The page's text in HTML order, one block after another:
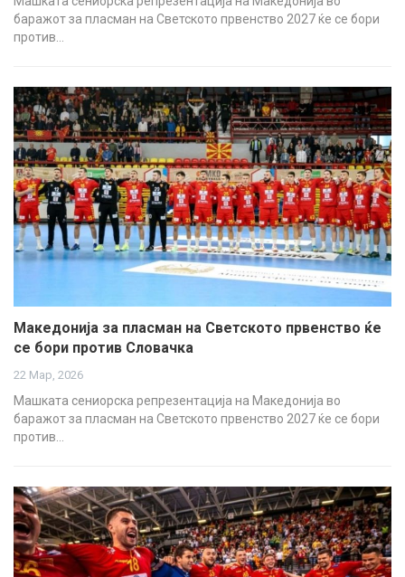
баражот за пласман на Светското првенство 2027 ќе се бори
против…
Македонија за пласман на Светското првенство ќе
се бори против Словачка
22 Мар, 2026
Машката сениорска репрезентација на Македонија во
баражот за пласман на Светското првенство 2027 ќе се бори
против…